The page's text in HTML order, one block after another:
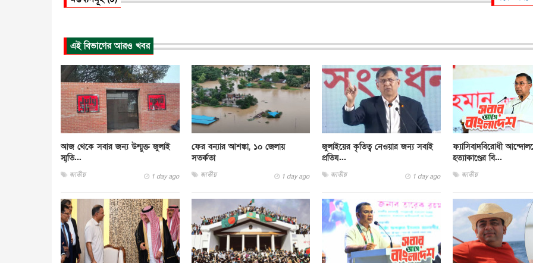
এই বিভাগের আরও খবর
আজ থেকে সবার জন্য উন্মুক্ত জুলাই
স্মৃতি...
জাতীয় 1 day ago
ফের বন্যার আশঙ্কা, ১০ জেলায়
সতর্কতা
জাতীয় 1 day ago
জুলাইয়ের কৃতিত্ব নেওয়ার জন্য সবাই
প্রতিয...
জাতীয় 1 day ago
ফ্যাসিবাদবিরোধী
হত্যাকাণ্ডের বি...
জাতীয়